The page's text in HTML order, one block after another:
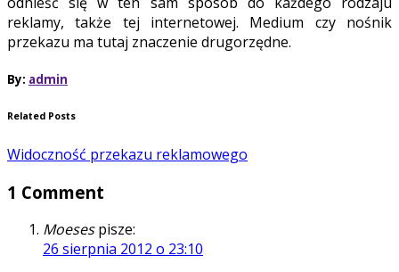
reklamy, także tej internetowej. Medium czy nośnik
przekazu ma tutaj znaczenie drugorzędne.
By: admin
Related Posts
Widoczność przekazu reklamowego
1 Comment
Moeses pisze:
26 sierpnia 2012 o 23:10